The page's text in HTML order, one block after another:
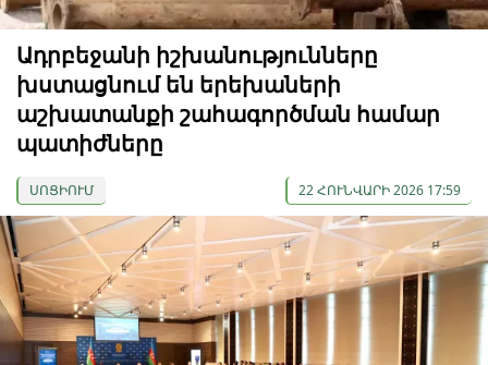
Ադրբեջանի իշխանությունները
խստացնում են երեխաների
աշխատանքի շահագործման համար
պատիժները
ՍՈՑԻՈՒՄ 22 ՀՈՒՆՎԱՐԻ 2026 17:59